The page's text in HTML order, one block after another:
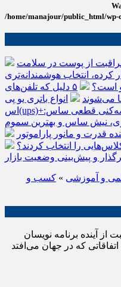
/home/manajour/public_html/wp-
از پوست در سلامت
انتخاب هوشمندانه‌تری
است؟
۵ دلیل که تلفن‌های IP سیسکو باعث
می‌شوند
انواع باتری یو پی
قطعی ساس:
نیش ساس و بهترین سموم
قدرت و مانور پاراموتور
و آموزشی » کسب و
آینده برنامه نویسان
که در جهان می‌افتد